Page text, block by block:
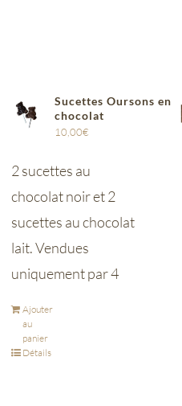
Sucettes Oursons en
chocolat
10,00€
2 sucettes au
chocolat noir et 2
sucettes au chocolat
lait. Vendues
uniquement par 4
Ajouter
au
panier
Détails